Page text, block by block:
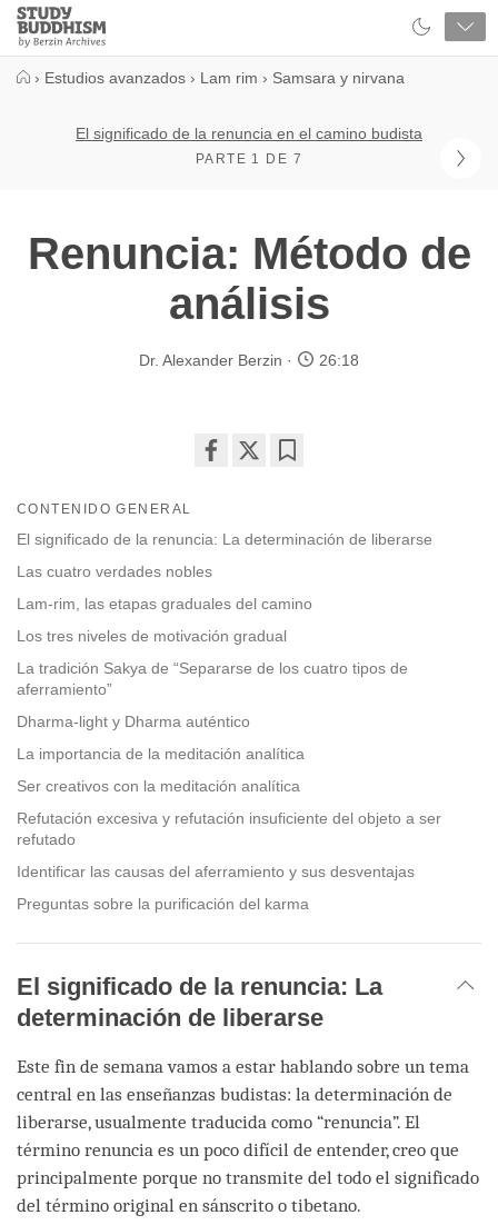
Close
Study
Buddhism
› Estudios avanzados › Lam rim › Samsara y nirvana
El significado de la renuncia en el camino budista
PARTE 1 DE 7
Renuncia: Método de
análisis
Dr. Alexander Berzin 26:18
facebook
CONTENIDO GENERAL
El significado de la renuncia: La determinación de liberarse
Las cuatro verdades nobles
Lam-rim, las etapas graduales del camino
Los tres niveles de motivación gradual
La tradición Sakya de “Separarse de los cuatro tipos de
aferramiento”
Dharma-light y Dharma auténtico
La importancia de la meditación analítica
Ser creativos con la meditación analítica
Refutación excesiva y refutación insuficiente del objeto a ser
refutado
Identificar las causas del aferramiento y sus desventajas
Preguntas sobre la purificación del karma
El significado de la renuncia: La
determinación de liberarse
Este fin de semana vamos a estar hablando sobre un tema
central en las enseñanzas budistas: la determinación de
liberarse, usualmente traducida como “renuncia”. El
término renuncia es un poco difícil de entender, creo que
principalmente porque no transmite del todo el significado
del término original en sánscrito o tibetano.